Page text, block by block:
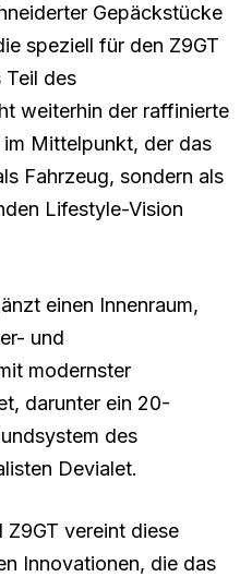
Gepäckstücke
speziell für den Z9GT
des
weiterhin der raffinierte
Mittelpunkt, der das
Fahrzeug, sondern als
Lifestyle-Vision
einen Innenraum,
und
modernster
darunter ein 20-
des
Devialet.
Z9GT vereint diese
Innovationen, die das